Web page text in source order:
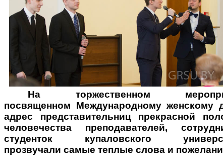
На торжественном
посвященном Международному женскому
адрес представительниц прекрасной
человечества преподавателей,
студенток купаловского
прозвучали самые теплые слова и